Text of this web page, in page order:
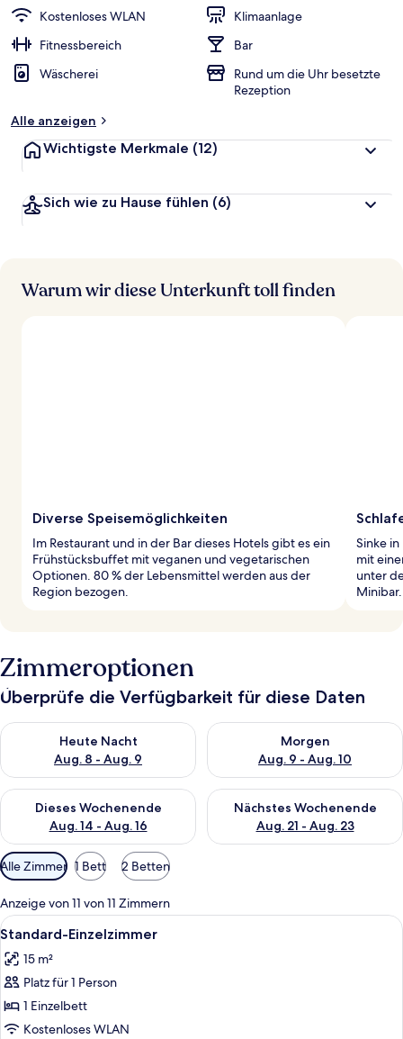
Kostenloses WLAN
Klimaanlage
Fitnessbereich
Bar
Wäscherei
Rund um die Uhr besetzte
Rezeption
Alle anzeigen
Wichtigste Merkmale (12)
Sich wie zu Hause fühlen (6)
Warum wir diese Unterkunft toll finden
Diverse Speisemöglichkeiten
Im Restaurant und in der Bar dieses Hotels gibt es ein
Frühstücksbuffet mit veganen und vegetarischen
Optionen. 80 % der Lebensmittel werden aus der
Region bezogen.
Sinke
mit
unter
Minibar.
Zimmeroptionen
Überprüfe die Verfügbarkeit für diese Daten
Heute Nacht
Aug. 8 - Aug. 9
Überprüfe die Verfügbarkeit für heute Nacht, Aug. 8 - Aug. 9.
Morgen
Aug. 9 - Aug. 10
Überprüfe die Verfügbarkeit
Dieses Wochenende
Aug. 14 - Aug. 16
Überprüfe die Verfügbarkeit für dieses Wochenende, Aug. 14
Nächstes Wochenende
Aug. 21 - Aug. 23
Überprüfe die Verfügbarkeit
Verfügbare
Filter
für
Zimmer
Alle Zimmer 1 Bett 2 Betten
Anzeige von 11 von 11 Zimmern
Alle
Fotos
für
Standard-
Einzelzimmer
anzeigen
Ein Hotelzimmer mit einem großen
9
Standard-Einzelzimmer
15 m²
Platz für 1 Person
1 Einzelbett
Kostenloses WLAN